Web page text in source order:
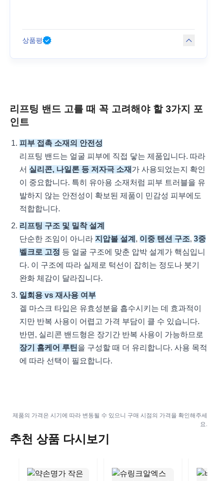
상품평
리프팅 밴드 고를 때 꼭 고려해야 할 3가지 포
인트
피부 접촉 소재의 안전성
리프팅 밴드는 얼굴 피부에 직접 닿는 제품입니다. 따라
서 실리콘, 나일론 등 저자극 소재 가 사용되었는지 확인
이 중요합니다. 특히 유아용 소재처럼 피부 트러블을 유
발하지 않는 안전성이 확보된 제품이 민감성 피부에도
적합합니다.
리프팅 구조 및 밀착 설계
단순한 조임이 아니라 지압볼 설계 , 이중 텐션 구조, 3중
벨크로 고정 등 얼굴 구조에 맞춘 압박 설계가 핵심입니
다. 이 구조에 따라 실제로 턱선이 잡히는 정도나 붓기
완화 체감이 달라집니다.
일회용 vs 재사용 여부
겔 마스크 타입은 유효성분을 흡수시키는 데 효과적이
지만 반복 사용이 어렵고 가격 부담이 클 수 있습니다.
반면, 실리콘 밴드형은 장기간 반복 사용이 가능하므로
장기 홈케어 루틴을 구성할 때 더 유리합니다. 사용 목적
에 따라 선택이 필요합니다.
제품의 가격은 시기에 따라 변동될 수 있으니 구매 시점의 가격을 확인해주세
요.
추천 상품 다시보기